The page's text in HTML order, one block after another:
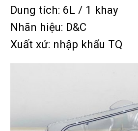
Dung tích: 6L / 1 khay
Nhãn hiệu: D&C
Xuất xứ: nhập khẩu TQ